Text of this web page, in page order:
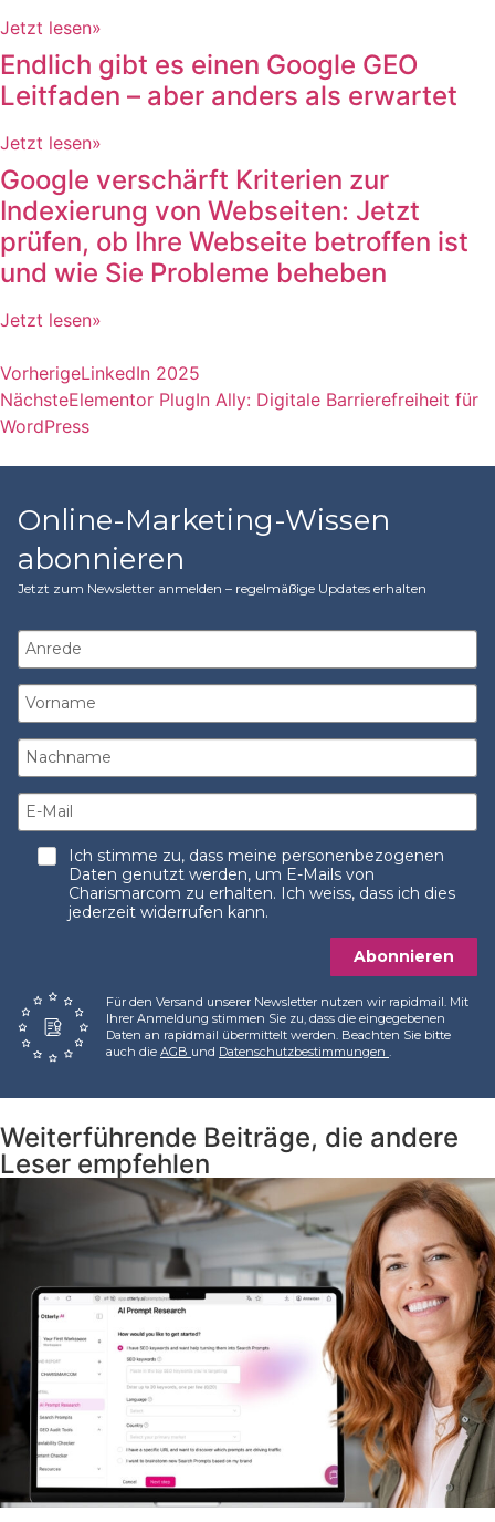
Jetzt lesen»
Endlich gibt es einen Google GEO
Leitfaden – aber anders als erwartet
Jetzt lesen»
Google verschärft Kriterien zur
Indexierung von Webseiten: Jetzt
prüfen, ob Ihre Webseite betroffen ist
und wie Sie Probleme beheben
Jetzt lesen»
VorherigeLinkedIn 2025
NächsteElementor PlugIn Ally: Digitale Barrierefreiheit für
WordPress
Online-Marketing-Wissen
abonnieren
Jetzt zum Newsletter anmelden – regelmäßige Updates erhalten
Ich stimme zu, dass meine personenbezogenen
Daten genutzt werden, um E-Mails von
Charismarcom zu erhalten. Ich weiss, dass ich dies
jederzeit widerrufen kann.
Abonnieren
Für den Versand unserer Newsletter nutzen wir rapidmail. Mit
Ihrer Anmeldung stimmen Sie zu, dass die eingegebenen
Daten an rapidmail übermittelt werden. Beachten Sie bitte
auch die AGB und Datenschutzbestimmungen
Weiterführende Beiträge, die andere
Leser empfehlen